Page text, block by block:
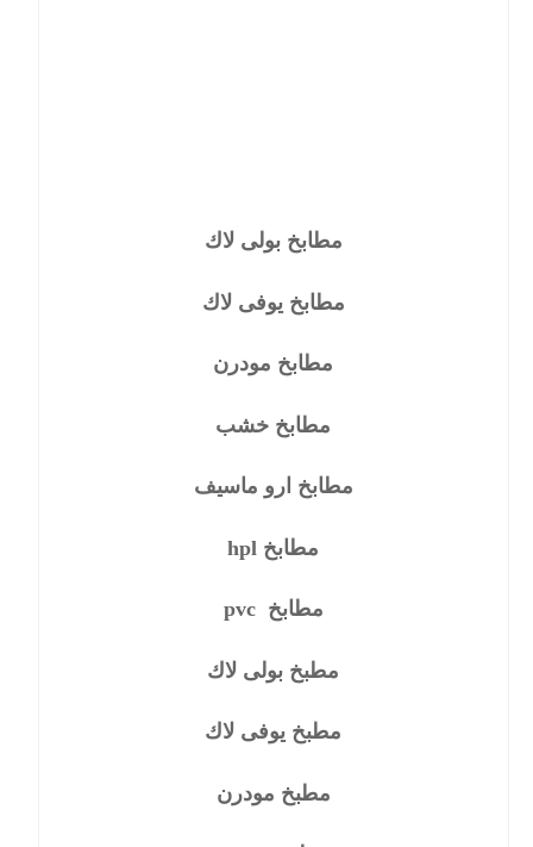
مطابخ بولى لاك
مطابخ يوفى لاك
مطابخ مودرن
مطابخ خشب
مطابخ ارو ماسيف
مطابخ hpl
مطابخ pvc
مطبخ بولى لاك
مطبخ يوفى لاك
مطبخ مودرن